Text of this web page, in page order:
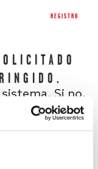
REGISTRO
Si no,